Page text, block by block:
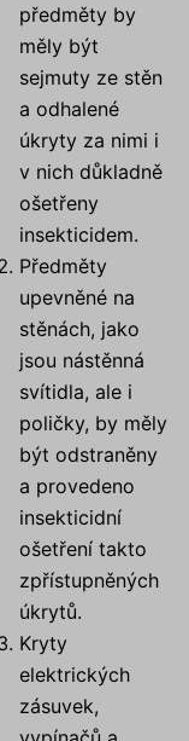
předměty by
měly být
sejmuty ze stěn
a odhalené
úkryty za nimi i
v nich důkladně
ošetřeny
insekticidem.
Předměty
upevněné na
stěnách, jako
jsou nástěnná
svítidla, ale i
poličky, by měly
být odstraněny
a provedeno
insekticidní
ošetření takto
zpřístupněných
úkrytů.
Kryty
elektrických
zásuvek,